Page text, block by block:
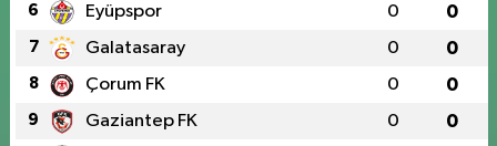
6 Eyüpspor 0 0
7 Galatasaray 0 0
8 Çorum FK 0 0
9 Gaziantep FK 0 0